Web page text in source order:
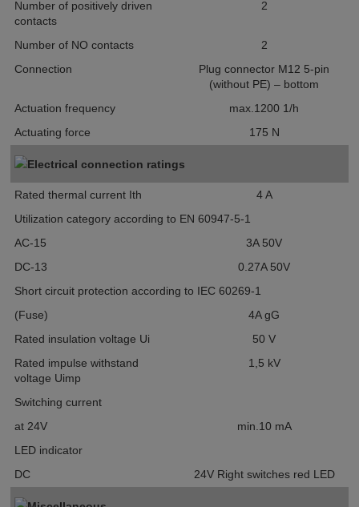
Number of positively driven
contacts
2
Number of NO contacts
2
Connection
Plug connector M12 5-pin
(without PE) – bottom
Actuation frequency
max.1200 1/h
Actuating force
175 N
Electrical connection ratings
Rated thermal current Ith 4A
Utilization category according to EN 60947-5-1
AC-15
3A 50V
DC-13
0.27A 50V
Short circuit protection according to IEC 60269-1
(Fuse)
4A gG
Rated insulation voltage Ui 50 V
Rated impulse withstand
voltage Uimp
1,5 kV
Switching current
at 24V
min.10 mA
LED indicator
DC
24V Right switches red LED